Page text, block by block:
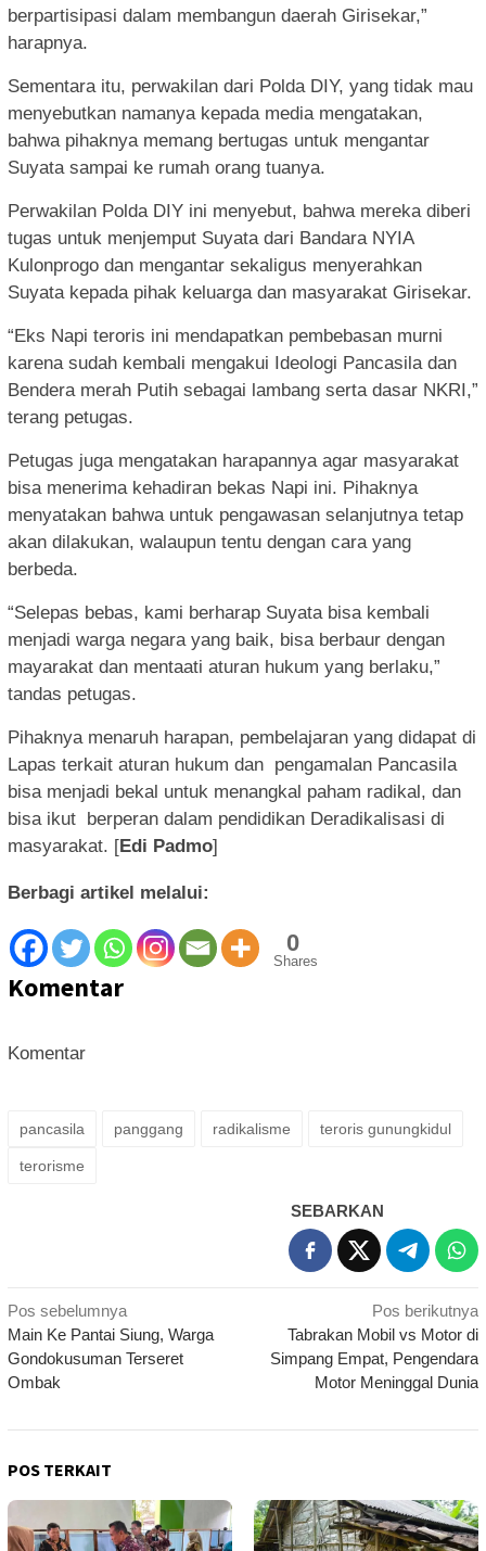
berpartisipasi dalam membangun daerah Girisekar,”
harapnya.
Sementara itu, perwakilan dari Polda DIY, yang tidak mau
menyebutkan namanya kepada media mengatakan,
bahwa pihaknya memang bertugas untuk mengantar
Suyata sampai ke rumah orang tuanya.
Perwakilan Polda DIY ini menyebut, bahwa mereka diberi
tugas untuk menjemput Suyata dari Bandara NYIA
Kulonprogo dan mengantar sekaligus menyerahkan
Suyata kepada pihak keluarga dan masyarakat Girisekar.
“Eks Napi teroris ini mendapatkan pembebasan murni
karena sudah kembali mengakui Ideologi Pancasila dan
Bendera merah Putih sebagai lambang serta dasar NKRI,”
terang petugas.
Petugas juga mengatakan harapannya agar masyarakat
bisa menerima kehadiran bekas Napi ini. Pihaknya
menyatakan bahwa untuk pengawasan selanjutnya tetap
akan dilakukan, walaupun tentu dengan cara yang
berbeda.
“Selepas bebas, kami berharap Suyata bisa kembali
menjadi warga negara yang baik, bisa berbaur dengan
mayarakat dan mentaati aturan hukum yang berlaku,”
tandas petugas.
Pihaknya menaruh harapan, pembelajaran yang didapat di
Lapas terkait aturan hukum dan pengamalan Pancasila
bisa menjadi bekal untuk menangkal paham radikal, dan
bisa ikut berperan dalam pendidikan Deradikalisasi di
masyarakat. [Edi Padmo]
Berbagi artikel melalui:
0
Shares
Komentar
Komentar
pancasila panggang radikalisme teroris gunungkidul
terorisme
SEBARKAN
Navigasi
pos
Pos sebelumnya
Main Ke Pantai Siung, Warga
Gondokusuman Terseret
Ombak
Pos berikutnya
Tabrakan Mobil vs Motor di
Simpang Empat, Pengendara
Motor Meninggal Dunia
POS TERKAIT